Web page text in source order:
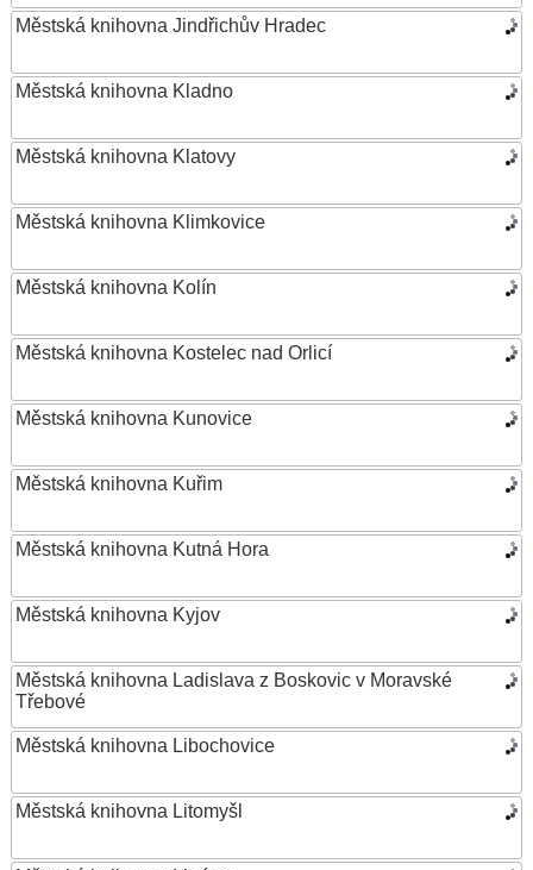
Městská knihovna Jindřichův Hradec
Městská knihovna Kladno
Městská knihovna Klatovy
Městská knihovna Klimkovice
Městská knihovna Kolín
Městská knihovna Kostelec nad Orlicí
Městská knihovna Kunovice
Městská knihovna Kuřim
Městská knihovna Kutná Hora
Městská knihovna Kyjov
Městská knihovna Ladislava z Boskovic v Moravské
Třebové
Městská knihovna Libochovice
Městská knihovna Litomyšl